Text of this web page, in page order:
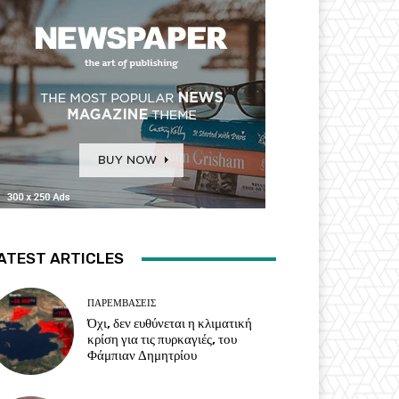
ARTICLES
ΠΑΡΕΜΒΑΣΕΙΣ
Όχι, δεν ευθύνεται η κλιματική
κρίση για τις πυρκαγιές, του
Φάμπιαν Δημητρίου